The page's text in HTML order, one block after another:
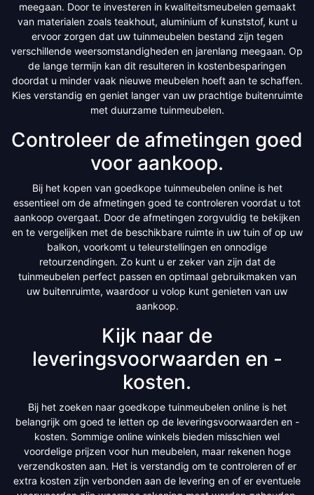
meegaan. Door te investeren in kwaliteitsmeubelen gemaakt
van materialen zoals teakhout, aluminium of kunststof, kunt u
ervoor zorgen dat uw tuinmeubelen bestand zijn tegen
verschillende weersomstandigheden en jarenlang meegaan. Op
de lange termijn kan dit resulteren in kostenbesparingen
doordat u minder vaak nieuwe meubelen hoeft aan te schaffen.
Kies verstandig en geniet langer van uw prachtige buitenruimte
met duurzame tuinmeubelen.
Controleer de afmetingen goed
voor aankoop.
Bij het kopen van goedkope tuinmeubelen online is het
essentieel om de afmetingen goed te controleren voordat u tot
aankoop overgaat. Door de afmetingen zorgvuldig te bekijken
en te vergelijken met de beschikbare ruimte in uw tuin of op uw
balkon, voorkomt u teleurstellingen en onnodige
retourzendingen. Zo kunt u er zeker van zijn dat de
tuinmeubelen perfect passen en optimaal gebruikmaken van
uw buitenruimte, waardoor u volop kunt genieten van uw
aankoop.
Kijk naar de
leveringsvoorwaarden en -
kosten.
Bij het zoeken naar goedkope tuinmeubelen online is het
belangrijk om goed te letten op de leveringsvoorwaarden en -
kosten. Sommige online winkels bieden misschien wel
voordelige prijzen voor hun meubelen, maar rekenen hoge
verzendkosten aan. Het is verstandig om te controleren of er
extra kosten zijn verbonden aan de levering en of er eventuele